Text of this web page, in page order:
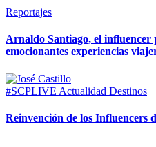
Reportajes
Arnaldo Santiago, el
emocionantes experiencias
#SCPLIVE Actualidad Destinos
Reinvención de los Influencers